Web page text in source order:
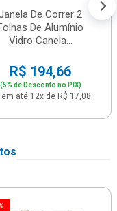
De Correr 2
De Alumínio
Vidro Canela...
R$ 194,66
(5% de Desconto no PIX)
em até 12x de R$ 17,08